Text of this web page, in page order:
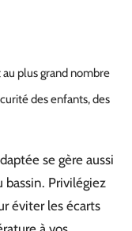
plus grand nombre
des enfants, des
se gère aussi
Privilégiez
éviter les écarts